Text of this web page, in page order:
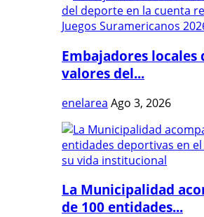
Embajadores locales
valores del...
enelarea Ago 3, 2026
La Municipalidad
de 100 entidades...